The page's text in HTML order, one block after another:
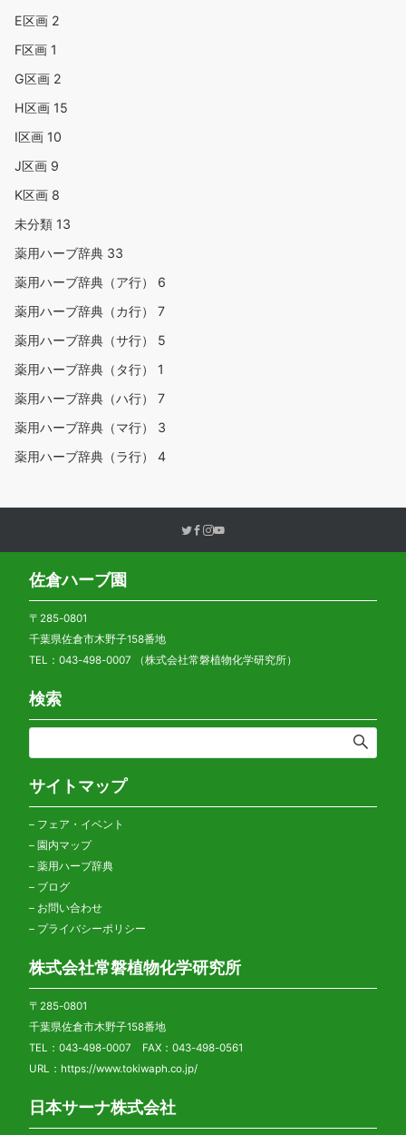
E区画 2
F区画 1
G区画 2
H区画 15
I区画 10
J区画 9
K区画 8
未分類 13
薬用ハーブ辞典 33
薬用ハーブ辞典（ア行） 6
薬用ハーブ辞典（カ行） 7
薬用ハーブ辞典（サ行） 5
薬用ハーブ辞典（タ行） 1
薬用ハーブ辞典（ハ行） 7
薬用ハーブ辞典（マ行） 3
薬用ハーブ辞典（ラ行） 4
佐倉ハーブ園
〒285-0801
千葉県佐倉市木野子158番地
TEL：043-498-0007 （株式会社常磐植物化学研究所）
検索
サイトマップ
– フェア・イベント
– 園内マップ
– 薬用ハーブ辞典
– ブログ
– お問い合わせ
– プライバシーポリシー
株式会社常磐植物化学研究所
〒285-0801
千葉県佐倉市木野子158番地
TEL：043-498-0007 FAX：043-498-0561
URL： https://www.tokiwaph.co.jp/
日本サーナ株式会社